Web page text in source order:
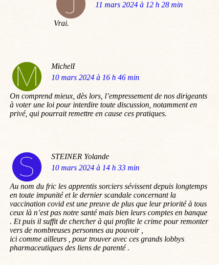
dit
11 mars 2024 à 12 h 28 min
Vrai.
MichelI
dit
10 mars 2024 à 16 h 46 min
On comprend mieux, dès lors, l’empressement de nos dirigeants
à voter une loi pour interdire toute discussion, notamment en
privé, qui pourrait remettre en cause ces pratiques.
STEINER Yolande
dit
10 mars 2024 à 14 h 33 min
Au nom du fric les apprentis sorciers sévissent depuis longtemps
en toute impunité et le dernier scandale concernant la
vaccination covid est une preuve de plus que leur priorité à tous
ceux là n’est pas notre santé mais bien leurs comptes en banque
. Et puis il suffit de chercher à qui profite le crime pour remonter
vers de nombreuses personnes au pouvoir ,
ici comme ailleurs , pour trouver avec ces grands lobbys
pharmaceutiques des liens de parenté .